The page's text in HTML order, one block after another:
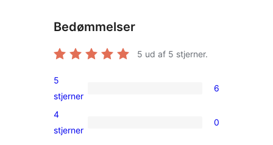
Bedømmelser
5 ud af 5 stjerner.
6
5-
stjernet
5
stjerner
6
0
4
stjerner
0